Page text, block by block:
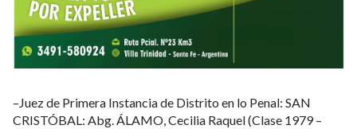
–Juez de Primera Instancia de Distrito en lo Penal: SAN
CRISTÓBAL: Abg. ÁLAMO, Cecilia Raquel (Clase 1979 –